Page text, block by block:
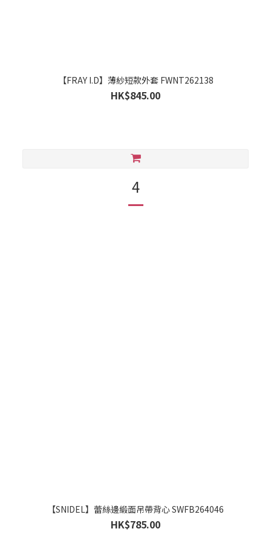
【FRAY I.D】薄紗短款外套 FWNT262138
HK$845.00
4
【SNIDEL】蕾絲邊緞面吊帶背心 SWFB264046
HK$785.00